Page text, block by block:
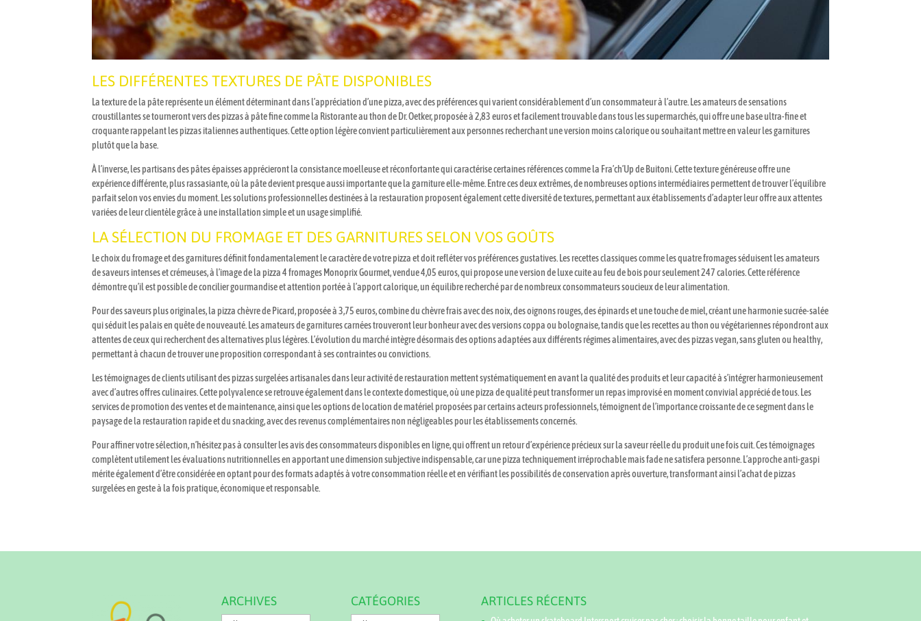
LES DIFFÉRENTES TEXTURES DE PÂTE DISPONIBLES
La texture de la pâte représente un élément déterminant dans l’appréciation d’une pizza, avec des préférences qui varient considérablement d’un consommateur à l’autre. Les amateurs de sensations
croustillantes se tourneront vers des pizzas à pâte fine comme la Ristorante au thon de Dr. Oetker, proposée à 2,83 euros et facilement trouvable dans tous les supermarchés, qui offre une base ultra-fine et
croquante rappelant les pizzas italiennes authentiques. Cette option légère convient particulièrement aux personnes recherchant une version moins calorique ou souhaitant mettre en valeur les garnitures
plutôt que la base.
À l’inverse, les partisans des pâtes épaisses apprécieront la consistance moelleuse et réconfortante qui caractérise certaines références comme la Fra’ch’Up de Buitoni. Cette texture généreuse offre une
expérience différente, plus rassasiante, où la pâte devient presque aussi importante que la garniture elle-même. Entre ces deux extrêmes, de nombreuses options intermédiaires permettent de trouver l’équilibre
parfait selon vos envies du moment. Les solutions professionnelles destinées à la restauration proposent également cette diversité de textures, permettant aux établissements d’adapter leur offre aux attentes
variées de leur clientèle grâce à une installation simple et un usage simplifié.
LA SÉLECTION DU FROMAGE ET DES GARNITURES SELON VOS GOÛTS
Le choix du fromage et des garnitures définit fondamentalement le caractère de votre pizza et doit refléter vos préférences gustatives. Les recettes classiques comme les quatre fromages séduisent les amateurs
de saveurs intenses et crémeuses, à l’image de la pizza 4 fromages Monoprix Gourmet, vendue 4,05 euros, qui propose une version de luxe cuite au feu de bois pour seulement 247 calories. Cette référence
démontre qu’il est possible de concilier gourmandise et attention portée à l’apport calorique, un équilibre recherché par de nombreux consommateurs soucieux de leur alimentation.
Pour des saveurs plus originales, la pizza chèvre de Picard, proposée à 3,75 euros, combine du chèvre frais avec des noix, des oignons rouges, des épinards et une touche de miel, créant une harmonie sucrée-salée
qui séduit les palais en quête de nouveauté. Les amateurs de garnitures carnées trouveront leur bonheur avec des versions coppa ou bolognaise, tandis que les recettes au thon ou végétariennes répondront aux
attentes de ceux qui recherchent des alternatives plus légères. L’évolution du marché intègre désormais des options adaptées aux différents régimes alimentaires, avec des pizzas vegan, sans gluten ou healthy,
permettant à chacun de trouver une proposition correspondant à ses contraintes ou convictions.
Les témoignages de clients utilisant des pizzas surgelées artisanales dans leur activité de restauration mettent systématiquement en avant la qualité des produits et leur capacité à s’intégrer harmonieusement
avec d’autres offres culinaires. Cette polyvalence se retrouve également dans le contexte domestique, où une pizza de qualité peut transformer un repas improvisé en moment convivial apprécié de tous. Les
services de promotion des ventes et de maintenance, ainsi que les options de location de matériel proposées par certains acteurs professionnels, témoignent de l’importance croissante de ce segment dans le
paysage de la restauration rapide et du snacking, avec des revenus complémentaires non négligeables pour les établissements concernés.
Pour affiner votre sélection, n’hésitez pas à consulter les avis des consommateurs disponibles en ligne, qui offrent un retour d’expérience précieux sur la saveur réelle du produit une fois cuit. Ces témoignages
complètent utilement les évaluations nutritionnelles en apportant une dimension subjective indispensable, car une pizza techniquement irréprochable mais fade ne satisfera personne. L’approche anti-gaspi
mérite également d’être considérée en optant pour des formats adaptés à votre consommation réelle et en vérifiant les possibilités de conservation après ouverture, transformant ainsi l’achat de pizzas
surgelées en geste à la fois pratique, économique et responsable.
ARCHIVES CATÉGORIES ARTICLES RÉCENTS